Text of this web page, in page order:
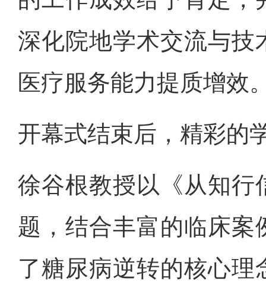
深化院地学术交流与技
医疗服务能力提质增效
开幕式结束后，精彩的
徐谷根教授以《从知行
题，结合丰富的临床
了糖尿病逆转的核心